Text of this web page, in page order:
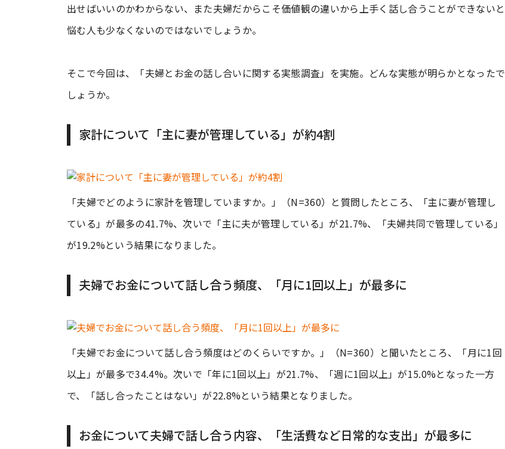
出せばいいのかわからない、また夫婦だからこそ価値観の違いから上手く話し合うことができないと
悩む人も少なくないのではないでしょうか。
そこで今回は、「夫婦とお金の話し合いに関する実態調査」を実施。どんな実態が明らかとなったで
しょうか。
家計について「主に妻が管理している」が約4割
「夫婦でどのように家計を管理していますか。」（N=360）と質問したところ、「主に妻が管理し
ている」が最多の41.7%、次いで「主に夫が管理している」が21.7%、「夫婦共同で管理している」
が19.2%という結果になりました。
夫婦でお金について話し合う頻度、「月に1回以上」が最多に
「夫婦でお金について話し合う頻度はどのくらいですか。」（N=360）と聞いたところ、「月に1回
以上」が最多で34.4%。次いで「年に1回以上」が21.7%、「週に1回以上」が15.0%となった一方
で、「話し合ったことはない」が22.8%という結果となりました。
お金について夫婦で話し合う内容、「生活費など日常的な支出」が最多に